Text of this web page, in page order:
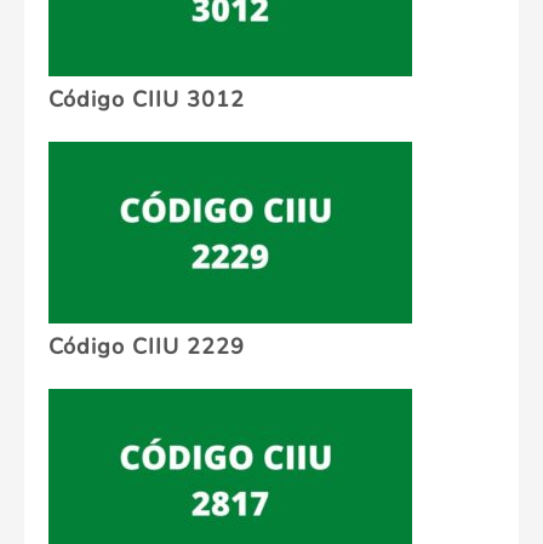
Código CIIU 3012
Código CIIU 2229